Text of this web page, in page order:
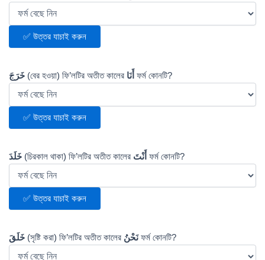
✅ উত্তর যাচাই করুন
خَرَجَ(বের হওয়া) ফি’লটির অতীত কালের أَنَا ফর্ম কোনটি?
✅ উত্তর যাচাই করুন
خَلَدَ(চিরকাল থাকা) ফি’লটির অতীত কালের أَنْتَ ফর্ম কোনটি?
✅ উত্তর যাচাই করুন
خَلَقَ(সৃষ্টি করা) ফি’লটির অতীত কালের نَحْنُফর্ম কোনটি?